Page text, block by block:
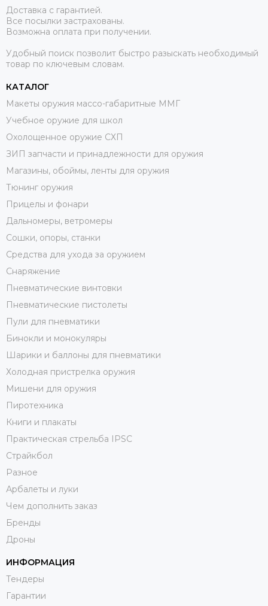
Доставка с гарантией.
Все посылки застрахованы.
Возможна оплата при получении.
Удобный поиск позволит быстро разыскать необходимый
товар по ключевым словам.
КАТАЛОГ
Макеты оружия массо-габаритные ММГ
Учебное оружие для школ
Охолощенное оружие СХП
ЗИП запчасти и принадлежности для оружия
Магазины, обоймы, ленты для оружия
Тюнинг оружия
Прицелы и фонари
Дальномеры, ветромеры
Сошки, опоры, станки
Средства для ухода за оружием
Снаряжение
Пневматические винтовки
Пневматические пистолеты
Пули для пневматики
Бинокли и монокуляры
Шарики и баллоны для пневматики
Холодная пристрелка оружия
Мишени для оружия
Пиротехника
Книги и плакаты
Практическая стрельба IPSC
Страйкбол
Разное
Арбалеты и луки
Чем дополнить заказ
Бренды
Дроны
ИНФОРМАЦИЯ
Тендеры
Гарантии